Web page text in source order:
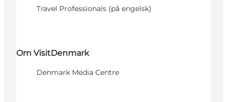
Travel Professionals (på engelsk)
Om VisitDenmark
Denmark Media Centre